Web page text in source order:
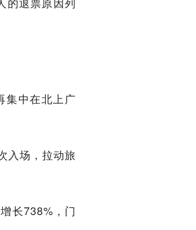
中在北上广
入场，拉动旅
长738%，门